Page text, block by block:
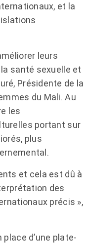
et la
leurs
santé sexuelle et
Présidente de la
du Mali. Au
les
portant sur
plus
et cela est dû à
des
précis »,
d’une plate-